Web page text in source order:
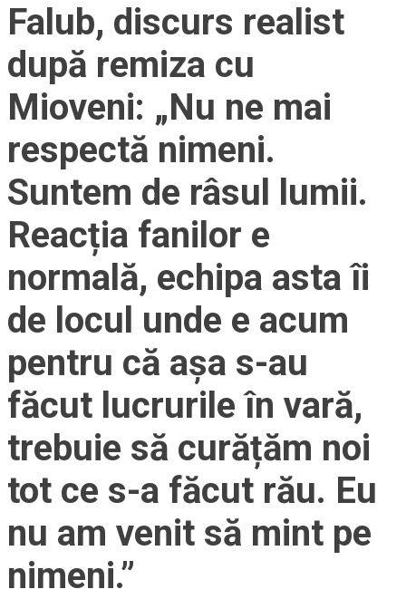
Falub, discurs realist
după remiza cu
Mioveni: „Nu ne mai
respectă nimeni.
Suntem de râsul lumii.
Reacția fanilor e
normală, echipa asta îi
de locul unde e acum
pentru că așa s-au
făcut lucrurile în vară,
trebuie să curățăm noi
tot ce s-a făcut rău. Eu
nu am venit să mint pe
nimeni.”